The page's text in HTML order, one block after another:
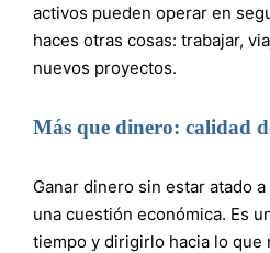
activos pueden operar en
haces otras cosas: trabajar,
nuevos proyectos.
Más que dinero: calidad
Ganar dinero sin estar atado
una cuestión económica. Es
tiempo y dirigirlo hacia lo que